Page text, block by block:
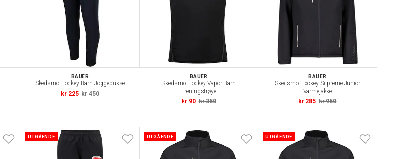
BAUER
Skedsmo Hockey Barn Joggebukse
kr 225 kr 450
BAUER
Skedsmo Hockey Vapor Barn
Treningstrøye
kr 90 kr 350
BAUER
Skedsmo Hockey Supreme Junior
Varmejakke
kr 285 kr 950
UTGÅENDE UTGÅENDE UTGÅENDE